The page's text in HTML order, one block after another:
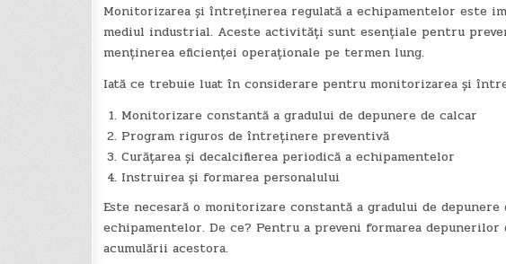
Monitorizarea și întreținerea regulată a echipamentelor este
mediul industrial. Aceste activități sunt esențiale pentru
menținerea eficienței operaționale pe termen lung.
Iată ce trebuie luat în considerare pentru monitorizarea și
Monitorizare constantă a gradului de depunere de calcar
Program riguros de întreținere preventivă
Curățarea și decalcifierea periodică a echipamentelor
Instruirea și formarea personalului
Este necesară o monitorizare constantă a gradului de
echipamentelor. De ce? Pentru a preveni formarea
acumulării acestora.